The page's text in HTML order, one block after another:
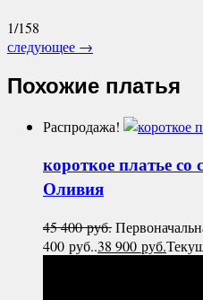
1/158
следующее →
Похожие платья
Распродажа!
короткое платье
Оливия
45 400руб.
400 руб..38 900 руб.